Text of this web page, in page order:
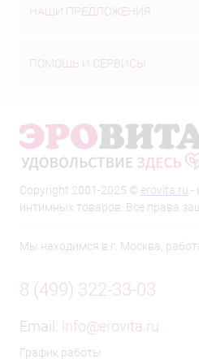
НАШИ ПРЕДЛОЖЕНИЯ
ПОМОЩЬ И СЕРВИСЫ
Copyright 2001-2025 © erovita.ru -
интимных товаров. Все права
Мы находимся в г. Москва,
8 (499) 322-33-03
Email: info@erovita.ru
График работы